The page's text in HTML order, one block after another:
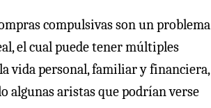
compulsivas son un problema
el cual puede tener múltiples
vida personal, familiar y financiera,
algunas aristas que podrían verse